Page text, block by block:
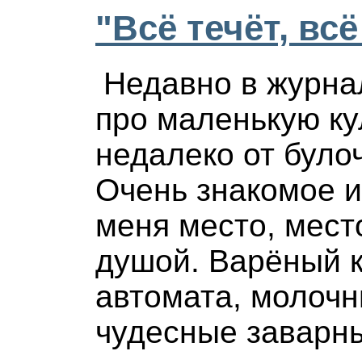
"Всё течёт,
Недавно в
про маленькую
недалеко от
Очень знакомое
меня место,
душой. Варёный
автомата,
чудесные